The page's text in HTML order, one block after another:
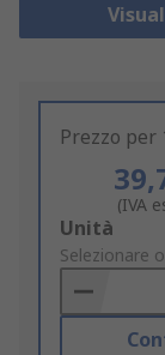
Prezzo
(IVA
Add
to
Basket
Unità
Selezionare